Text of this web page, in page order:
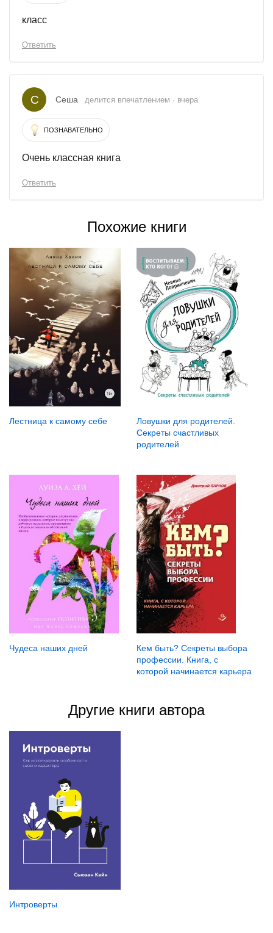
класс
Ответить
С Сеша делится впечатлением · вчера
ПОЗНАВАТЕЛЬНО
Очень классная книга
Ответить
Похожие книги
Лестница к самому себе
Ловушки для родителей.
Секреты счастливых
родителей
Чудеса наших дней
Кем быть? Секреты выбора
профессии. Книга, с
которой начинается карьера
Другие книги автора
Интроверты